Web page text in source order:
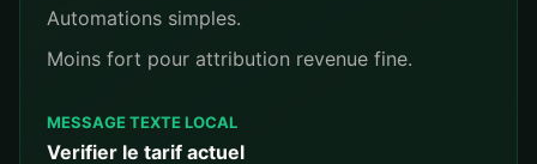
Automations simples.
Moins fort pour attribution revenue fine.
MESSAGE TEXTE LOCAL
Verifier le tarif actuel